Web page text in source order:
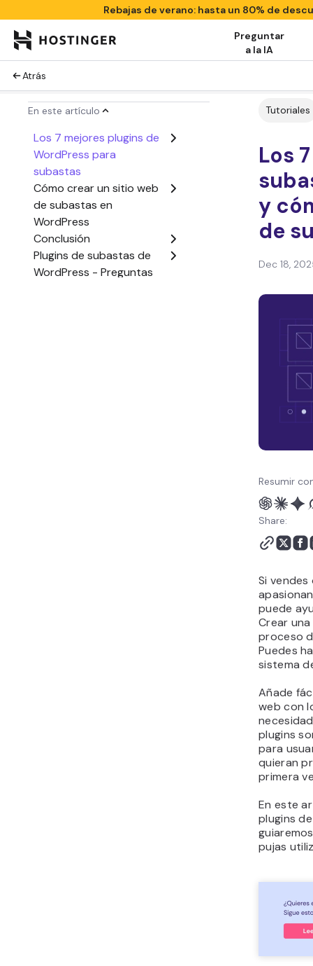
Rebajas de verano: hasta un 80% de
Preguntar
a la IA
Atrás
En este artículo
Los 7 mejores plugins de
WordPress para
subastas
Cómo crear un sitio web
de subastas en
WordPress
Conclusión
Plugins de subastas de
WordPress - Preguntas
Tutoriales
Los
y
de
Dec 18,
Resumir
Share:
Si
puede
Crear
proceso
Puedes
sistema
Añade
web con
plugins
para
quieran
primera
En este
plugins
pujas